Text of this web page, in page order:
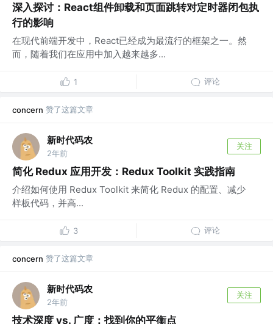
深入探讨：React组件卸载和页面跳转对定时器闭包执
行的影响
在现代前端开发中，React已经成为最流行的框架之一。然
而，随着我们在应用中加入越来越多...
1 评论
concern 赞了这篇文章
新时代码农
2年前
关注
简化 Redux 应用开发：Redux Toolkit 实践指南
介绍如何使用 Redux Toolkit 来简化 Redux 的配置、减少
样板代码，并高...
3 评论
concern 赞了这篇文章
新时代码农
2年前
关注
技术深度 vs. 广度：找到你的平衡点